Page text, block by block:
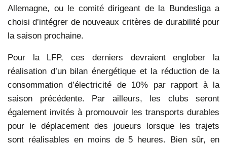
Allemagne, ou le comité dirigeant de la Bundesliga a
choisi d’intégrer de nouveaux critères de durabilité pour
la saison prochaine.
Pour la LFP, ces derniers devraient englober la
réalisation d’un bilan énergétique et la réduction de la
consommation d’électricité de 10% par rapport à la
saison précédente. Par ailleurs, les clubs seront
également invités à promouvoir les transports durables
pour le déplacement des joueurs lorsque les trajets
sont réalisables en moins de 5 heures. Bien sûr, en